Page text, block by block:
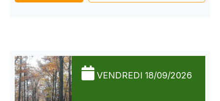
VENDREDI 18/09/2026